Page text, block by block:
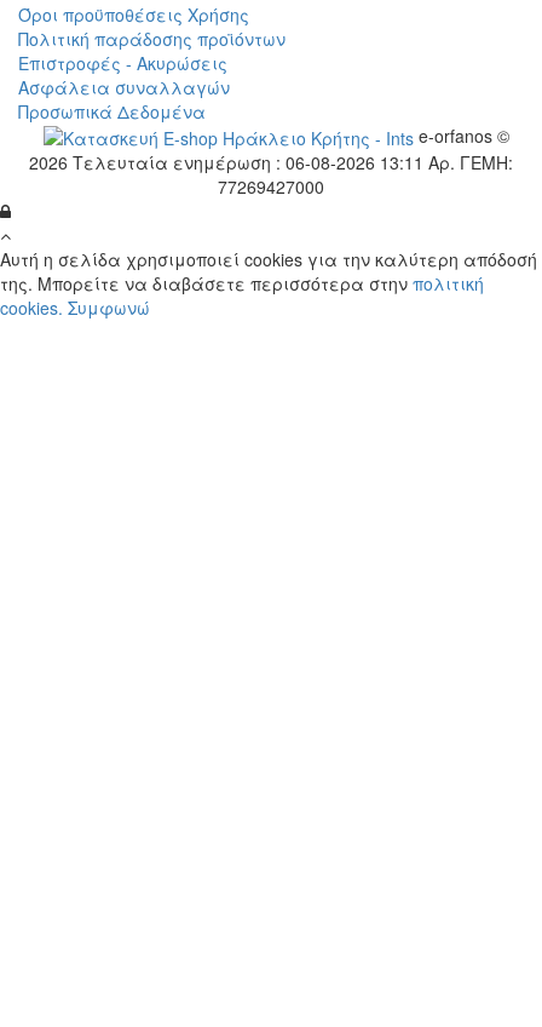
Όροι προϋποθέσεις Χρήσης
Πολιτική παράδοσης προϊόντων
Επιστροφές - Ακυρώσεις
Ασφάλεια συναλλαγών
Προσωπικά Δεδομένα
e-orfanos ©
2026 Τελευταία ενημέρωση : 06-08-2026 13:11 Αρ. ΓΕΜΗ:
77269427000
Αυτή η σελίδα χρησιμοποιεί cookies για την καλύτερη απόδοσή
της. Μπορείτε να διαβάσετε περισσότερα στην πολιτική
cookies. Συμφωνώ